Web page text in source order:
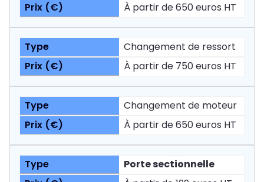
À partir de 650 euros HT
Changement de ressort
À partir de 750 euros HT
Changement de moteur
À partir de 650 euros HT
Porte sectionnelle